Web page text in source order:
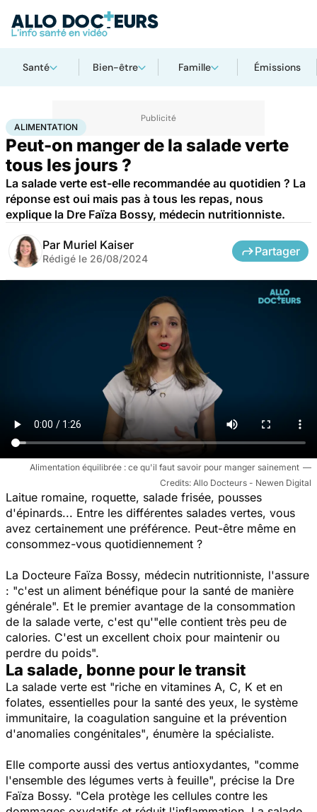
Santé Bien-être Famille Émissions
AccueilBien-être Nutrition Alimentation
ALIMENTATION
Peut-on manger de la salade verte
tous les jours ?
La salade verte est-elle recommandée au quotidien ? La
réponse est oui mais pas à tous les repas, nous
explique la Dre Faïza Bossy, médecin nutritionniste.
Par Muriel Kaiser
Rédigé le 26/08/2024
Partager
Alimentation équilibrée : ce qu'il faut savoir pour manger sainement
Allo Docteurs - Newen Digital
Laitue romaine, roquette, salade frisée, pousses
d'épinards... Entre les différentes salades vertes, vous
avez certainement une préférence. Peut-être même en
consommez-vous quotidiennement ?
La Docteure Faïza Bossy, médecin nutritionniste, l'assure
: "c'est un aliment bénéfique pour la santé de manière
générale". Et le premier avantage de la consommation
de la salade verte, c'est qu'"elle contient très peu de
calories. C'est un excellent choix pour maintenir ou
perdre du poids".
La salade, bonne pour le transit
La salade verte est "riche en vitamines A, C, K et en
folates, essentielles pour la santé des yeux, le système
immunitaire, la coagulation sanguine et la prévention
d'anomalies congénitales", énumère la spécialiste.
Elle comporte aussi des vertus antioxydantes, "comme
l'ensemble des légumes verts à feuille", précise la Dre
Faïza Bossy. "Cela protège les cellules contre les